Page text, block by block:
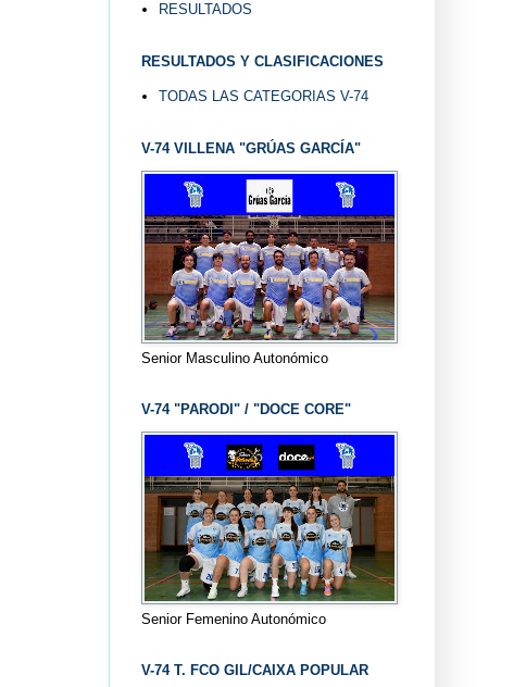
RESULTADOS
RESULTADOS Y CLASIFICACIONES
TODAS LAS CATEGORIAS V-74
V-74 VILLENA "GRÚAS GARCÍA"
Senior Masculino Autonómico
V-74 "PARODI" / "DOCE CORE"
Senior Femenino Autonómico
V-74 T. FCO GIL/CAIXA POPULAR